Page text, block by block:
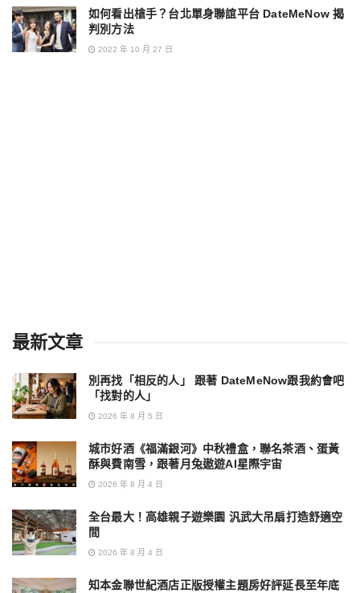
如何看出槍手？台北單身聯誼平台 DateMeNow 揭
判別方法
2022 年 10 月 27 日
最新文章
別再找「相反的人」 跟著 DateMeNow跟我約會吧
「找對的人」
2026 年 8 月 5 日
城市好酒《福滿銀河》中秋禮盒，聯名茶酒、蛋黃
酥與費南雪，跟著月兔遨遊AI星際宇宙
2026 年 8 月 4 日
全台最大！高雄親子遊樂園 汎武大吊扇打造舒適空
間
2026 年 8 月 4 日
知本金聯世紀酒店正版授權主題房好評延長至年底